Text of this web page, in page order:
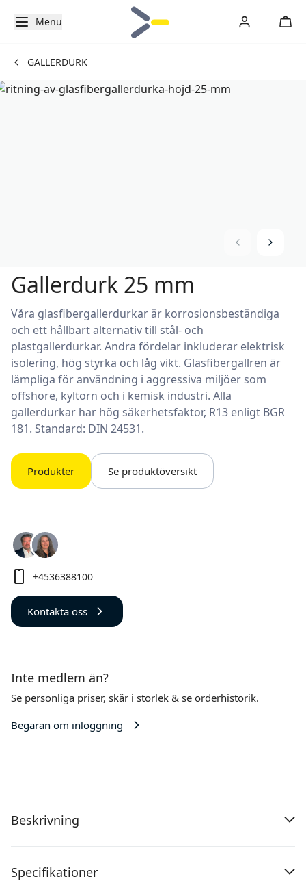
Menu
GALLERDURK
Gallerdurk 25 mm
Våra glasfibergallerdurkar är korrosionsbeständiga
och ett hållbart alternativ till stål- och
plastgallerdurkar. Andra fördelar inkluderar elektrisk
isolering, hög styrka och låg vikt. Glasfibergallren är
lämpliga för användning i aggressiva miljöer som
offshore, kyltorn och i kemisk industri. Alla
gallerdurkar har hög säkerhetsfaktor, R13 enligt BGR
181. Standard: DIN 24531.
Produkter Se produktöversikt
+4536388100
Kontakta oss
Inte medlem än?
Se personliga priser, skär i storlek & se orderhistorik.
Begäran om inloggning
Beskrivning
Specifikationer